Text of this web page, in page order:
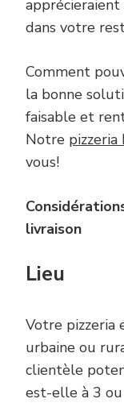
apprécieraient
dans votre
Comment
la bonne
faisable et
Notre pizzeria
vous!
livraison
Lieu
Votre pizzeria
urbaine ou
clientèle
est-elle à 3